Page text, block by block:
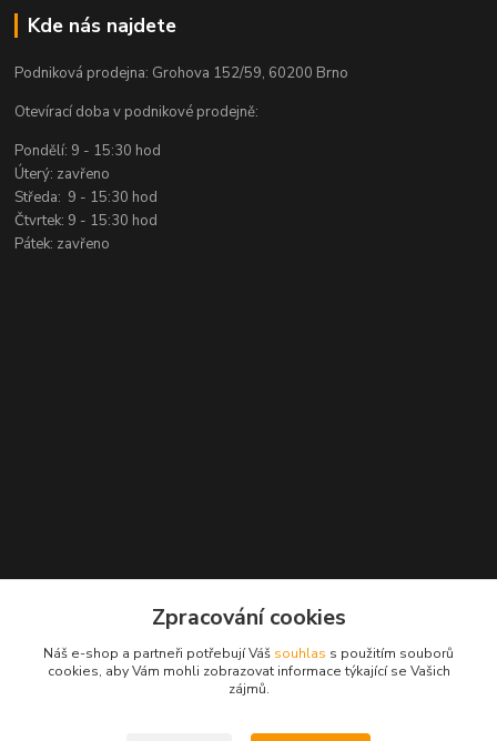
Kde nás najdete
Podniková prodejna: Grohova 152/59, 60200 Brno
Otevírací doba v podnikové prodejně:
Pondělí: 9 - 15:30 hod
Úterý: zavřeno
Středa: 9 - 15:30 hod
Čtvrtek: 9 - 15:30 hod
Pátek: zavřeno
+420 777 959 094
(Po-Pá, 8-16 hod.)
Zpracování cookies
Náš e-shop a partneři potřebují Váš souhlas s použitím souborů
cookies, aby Vám mohli zobrazovat informace týkající se Vašich
zájmů.